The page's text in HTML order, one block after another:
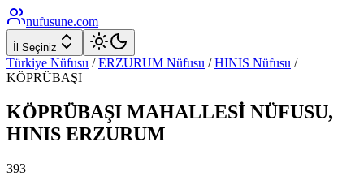
nufusune.com
İl Seçiniz
Türkiye Nüfusu / ERZURUM Nüfusu / HINIS Nüfusu /
KÖPRÜBAŞI
KÖPRÜBAŞI MAHALLESİ NÜFUSU,
HINIS ERZURUM
393